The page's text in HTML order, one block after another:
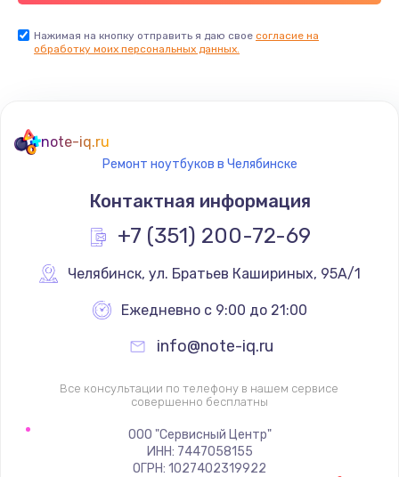
Нажимая на кнопку отправить я даю свое согласие на
обработку моих персональных данных.
note-iq.ru
Ремонт ноутбуков в Челябинске
Контактная информация
+7 (351) 200-72-69
Челябинск, ул. Братьев Кашириных, 95А/1
Ежедневно с 9:00 до 21:00
info@note-iq.ru
Все консультации по телефону в нашем сервисе
совершенно бесплатны
ООО "Сервисный Центр"
ИНН: 7447058155
ОГРН: 1027402319922